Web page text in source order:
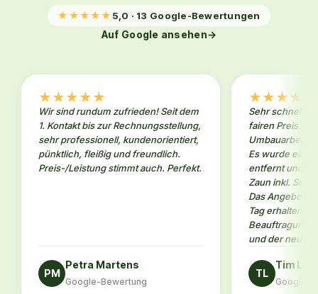
★ ★★★★ 5,0 · 13 Google-Bewertungen
Auf Google ansehen→
★★★★★
Wir sind rundum zufrieden! Seit dem
1. Kontakt bis zur Rechnungsstellung,
sehr professionell, kundenorientiert,
pünktlich, fleißig und freundlich.
Preis-/Leistung stimmt auch. Perfekt.
PM
Petra Martens
Google-Bewertung
★★★★
Sehr schneller
fairen Preis.
Es wurde eine
entfernt und
Zaun inkl.
Das Angebot
Tag erhalten.
Beauftragung
und der neue
TL
Tim
Google-